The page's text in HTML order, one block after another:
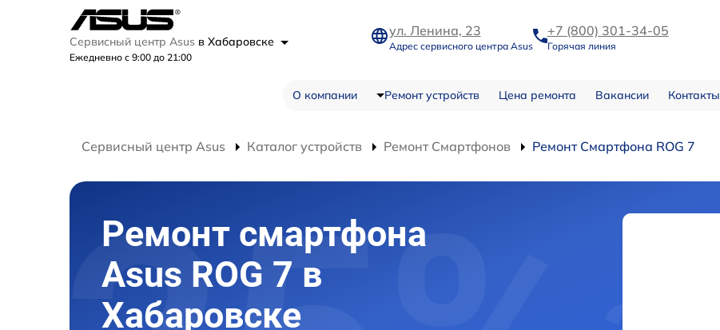
Сервисный центр Asus в Хабаровске
Ежедневно с 9:00 до 21:00
ул. Ленина, 23
Адрес сервисного центра Asus
+7 (800) 301-34-05
Горячая линия
О компании Ремонт устройств Цена ремонта Вакансии Контакты
Сервисный центр Asus Каталог устройств Ремонт Смартфонов Ремонт Смартфона ROG 7
Ремонт смартфона
Asus ROG 7 в
Хабаровске